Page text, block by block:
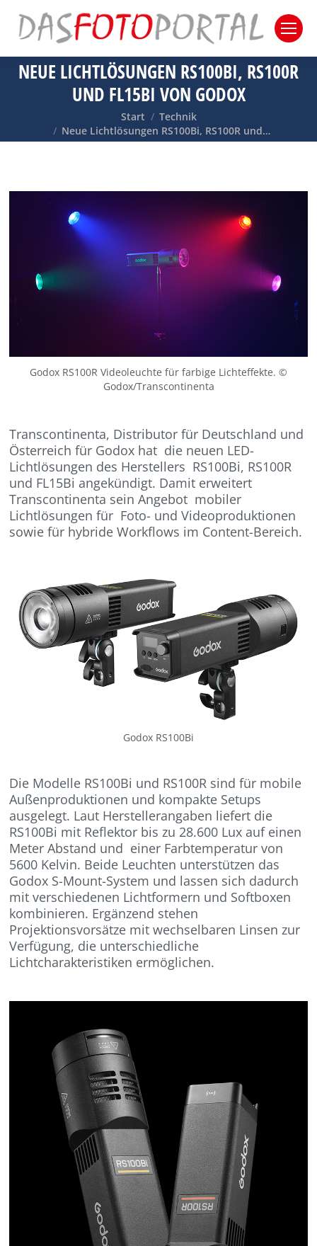
NEUE LICHTLÖSUNGEN RS100BI, RS100R
UND FL15BI VON GODOX
Sie befinden sich hier:
Start
Technik
Neue Lichtlösungen RS100Bi, RS100R und…
Godox RS100R Videoleuchte für farbige Lichteffekte. ©
Godox/Transcontinenta
Transcontinenta, Distributor für Deutschland und
Österreich für Godox hat die neuen LED-
Lichtlösungen des Herstellers RS100Bi, RS100R
und FL15Bi angekündigt. Damit erweitert
Transcontinenta sein Angebot mobiler
Lichtlösungen für Foto- und Videoproduktionen
sowie für hybride Workflows im Content-Bereich.
Godox RS100Bi
Die Modelle RS100Bi und RS100R sind für mobile
Außenproduktionen und kompakte Setups
ausgelegt. Laut Herstellerangaben liefert die
RS100Bi mit Reflektor bis zu 28.600 Lux auf einen
Meter Abstand und einer Farbtemperatur von
5600 Kelvin. Beide Leuchten unterstützen das
Godox S-Mount-System und lassen sich dadurch
mit verschiedenen Lichtformern und Softboxen
kombinieren. Ergänzend stehen
Projektionsvorsätze mit wechselbaren Linsen zur
Verfügung, die unterschiedliche
Lichtcharakteristiken ermöglichen.